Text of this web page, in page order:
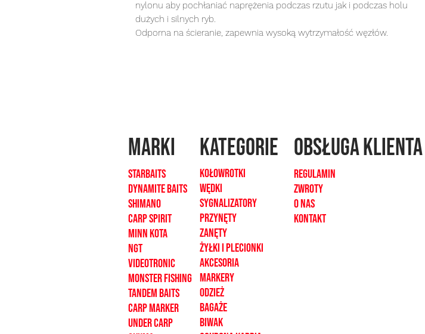
nylonu aby pochłaniać naprężenia podczas rzutu jak i podczas holu
dużych i silnych ryb.
Odporna na ścieranie, zapewnia wysoką wytrzymałość węzłów.
MARKI
Starbaits
dynamite baits
shimano
carp spirit
minn kota
ngt
videotronic
monster fishing
tandem baits
carp marker
under carp
kategorie
Kołowrotki
Wędki
sygnalizatory
Przynęty
zanęty
żyłki i plecionki
akcesoria
markery
odzież
bagaże
biwak
OBSŁUGA KLIENTA
REGULAMIN
ZWROTY
O NAS
KONTAKT